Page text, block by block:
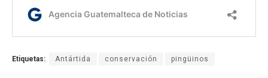
Etiquetas: Antártida conservación pingüinos